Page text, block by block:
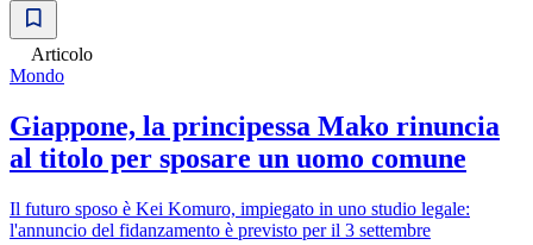
Articolo
Mondo
Giappone, la principessa Mako rinuncia
al titolo per sposare un uomo comune
Il futuro sposo è Kei Komuro, impiegato in uno studio legale:
l'annuncio del fidanzamento è previsto per il 3 settembre